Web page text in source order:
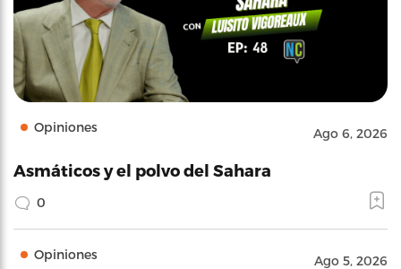
Opiniones Ago 6, 2026
Asmáticos y el polvo del Sahara
0
Opiniones Ago 5, 2026